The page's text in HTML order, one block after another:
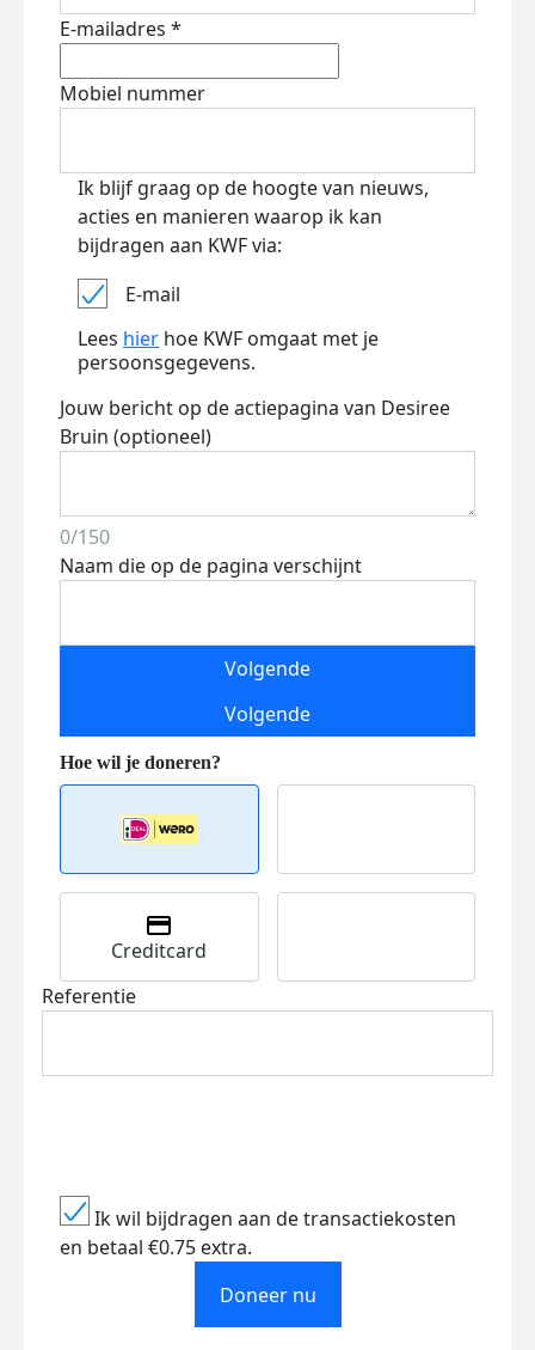
E-mailadres *
Mobiel nummer
Ik blijf graag op de hoogte van nieuws,
acties en manieren waarop ik kan
bijdragen aan KWF via:
E-mail
Lees hier hoe KWF omgaat met je
persoonsgegevens.
Jouw bericht op de actiepagina van Desiree
Bruin (optioneel)
0/150
Naam die op de pagina verschijnt
Volgende
Volgende
Creditcard
Referentie
Ik wil bijdragen aan de transactiekosten
en betaal €0.75 extra.
Doneer nu